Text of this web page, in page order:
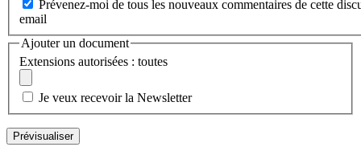
Prévenez-moi de tous les nouveaux commentaires de cette
email
Ajouter un document
Extensions autorisées : toutes
Je veux recevoir la Newsletter